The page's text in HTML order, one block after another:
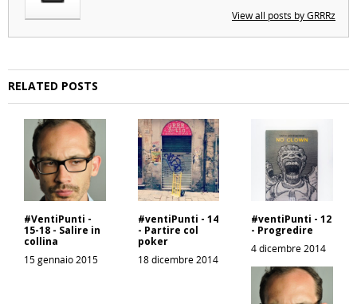
View all posts by GRRRz
RELATED POSTS
#VentiPunti -
15-18 - Salire in
collina
15 gennaio 2015
#ventiPunti - 14
- Partire col
poker
18 dicembre 2014
#ventiPunti - 12
- Progredire
4 dicembre 2014